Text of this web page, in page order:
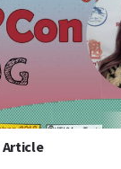
Article